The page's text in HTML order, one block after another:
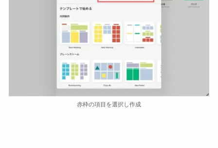
赤枠の項目を選択し作成